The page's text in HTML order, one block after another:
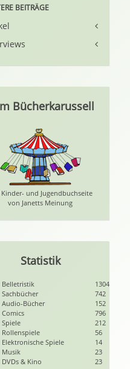
BEITRÄGE
Bücherkarussell
Kinder- und Jugendbuchseite
von Janetts Meinung
Statistik
Belletristik
1304
Sachbücher
742
Audio-Bücher
152
Comics
796
Spiele
212
Rollenspiele
56
Elektronische Spiele
14
Musik
23
DVDs & Kino
23